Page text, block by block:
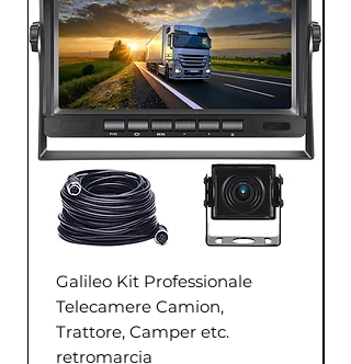
Galileo Kit Professionale
Telecamere Camion,
Trattore, Camper etc.
retromarcia